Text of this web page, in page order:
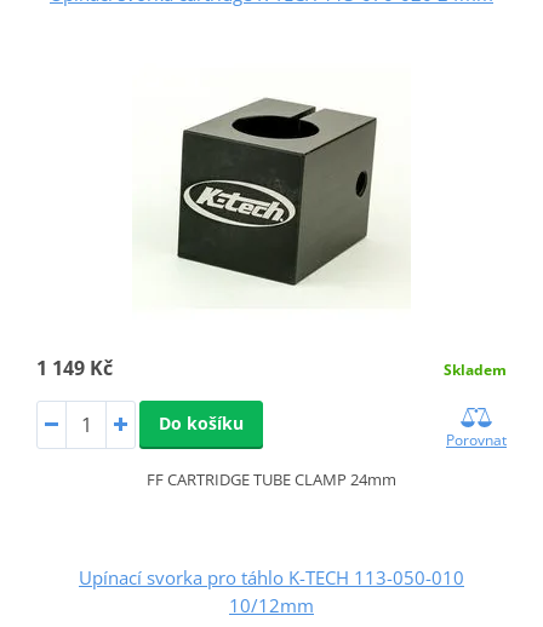
1 149 Kč Skladem
Do košíku
Porovnat
FF CARTRIDGE TUBE CLAMP 24mm
Upínací svorka pro táhlo K-TECH 113-050-010
10/12mm